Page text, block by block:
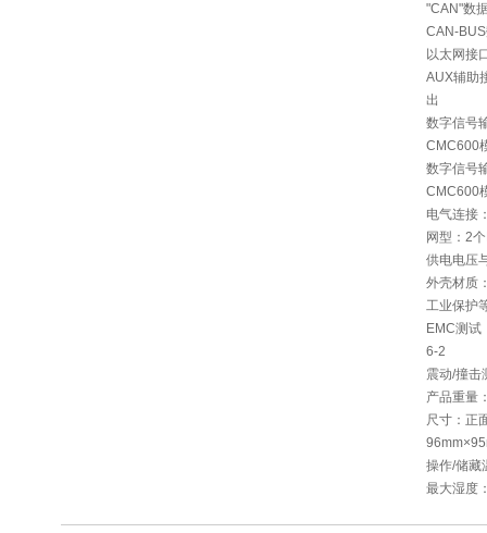
"CAN"数
CAN-
以太网接
AUX辅助
出
数字信号
CMC600
数字信号
CMC600
电气连接
网型：2
供电电压
外壳材质
工业保护
EMC测
6-2
震动/撞
产品重量
尺寸：正
操作/储
最大湿度